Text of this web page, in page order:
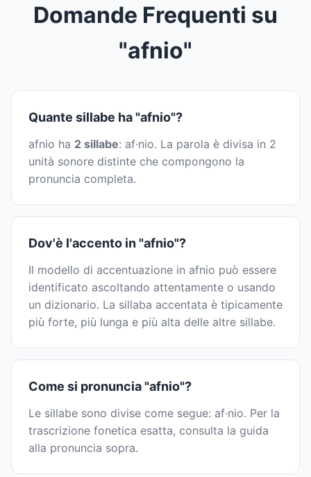
Domande Frequenti su
"afnio"
Quante sillabe ha "afnio"?
afnio ha 2 sillabe: af·nio. La parola è divisa in 2
unità sonore distinte che compongono la
pronuncia completa.
Dov'è l'accento in "afnio"?
Il modello di accentuazione in afnio può essere
identificato ascoltando attentamente o usando
un dizionario. La sillaba accentata è tipicamente
più forte, più lunga e più alta delle altre sillabe.
Come si pronuncia "afnio"?
Le sillabe sono divise come segue: af·nio. Per la
trascrizione fonetica esatta, consulta la guida
alla pronuncia sopra.